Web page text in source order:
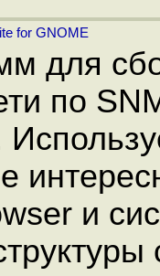
for GNOME
для
по
и